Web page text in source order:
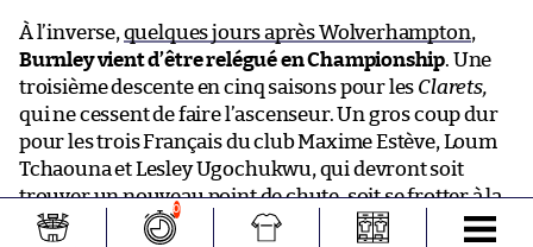
À l’inverse, quelques jours après Wolverhampton,
Burnley vient d’être relégué en Championship. Une
troisième descente en cinq saisons pour les Clarets,
qui ne cessent de faire l’ascenseur. Un gros coup dur
pour les trois Français du club Maxime Estève, Loum
Tchaouna et Lesley Ugochukwu, qui devront soit
trouver un nouveau point de chute, soit se frotter à la
réalité de la D2.
0